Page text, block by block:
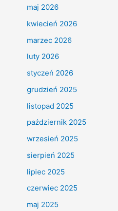
maj 2026
kwiecień 2026
marzec 2026
luty 2026
styczeń 2026
grudzień 2025
listopad 2025
październik 2025
wrzesień 2025
sierpień 2025
lipiec 2025
czerwiec 2025
maj 2025